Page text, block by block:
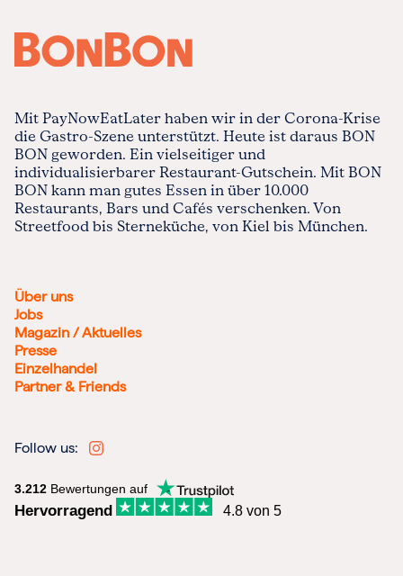
Mit PayNowEatLater haben wir in der Corona-Krise
die Gastro-Szene unterstützt. Heute ist daraus BON
BON geworden. Ein vielseitiger und
individualisierbarer Restaurant-Gutschein. Mit BON
BON kann man gutes Essen in über 10.000
Restaurants, Bars und Cafés verschenken. Von
Streetfood bis Sterneküche, von Kiel bis München.
Über uns
Jobs
Magazin / Aktuelles
Presse
Einzelhandel
Partner & Friends
Follow us:
3.212 Bewertungen auf
Hervorragend 4.8 von 5